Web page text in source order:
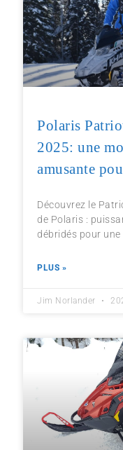
Polaris
2025: une
amusante
Découvrez le
de Polaris :
débridés pour
PLUS »
Jim Norlander